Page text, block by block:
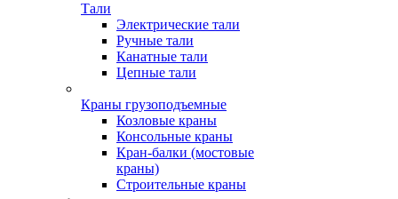
Тали
Электрические тали
Ручные тали
Канатные тали
Цепные тали
Краны грузоподъемные
Козловые краны
Консольные краны
Кран-балки (мостовые
краны)
Строительные краны